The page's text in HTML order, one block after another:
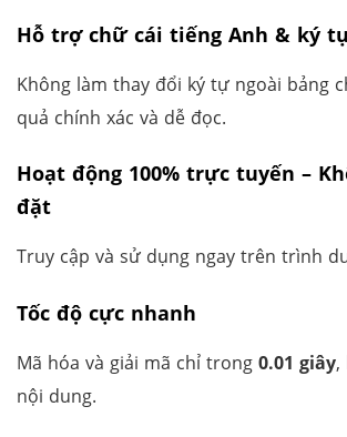
Hỗ trợ chữ cái tiếng Anh & ký
Không làm thay đổi ký tự ngoài bảng
quả chính xác và dễ đọc.
Hoạt động 100% trực tuyến –
đặt
Truy cập và sử dụng ngay trên trình
Tốc độ cực nhanh
Mã hóa và giải mã chỉ trong 0.01 giây,
nội dung.